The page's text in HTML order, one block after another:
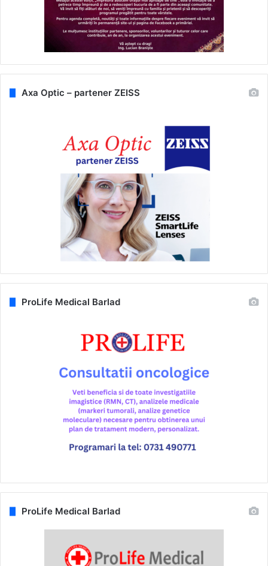
Axa Optic – partener ZEISS
ProLife Medical Barlad
ProLife Medical Barlad